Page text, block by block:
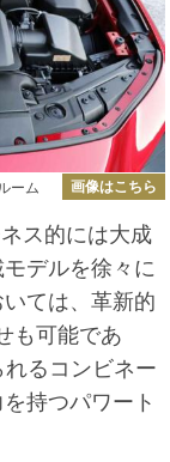
ーム 画像はこちら
ス的には大成
デルを徐々に
ては、革新的
も可能であ
るコンビネー
持つパワート